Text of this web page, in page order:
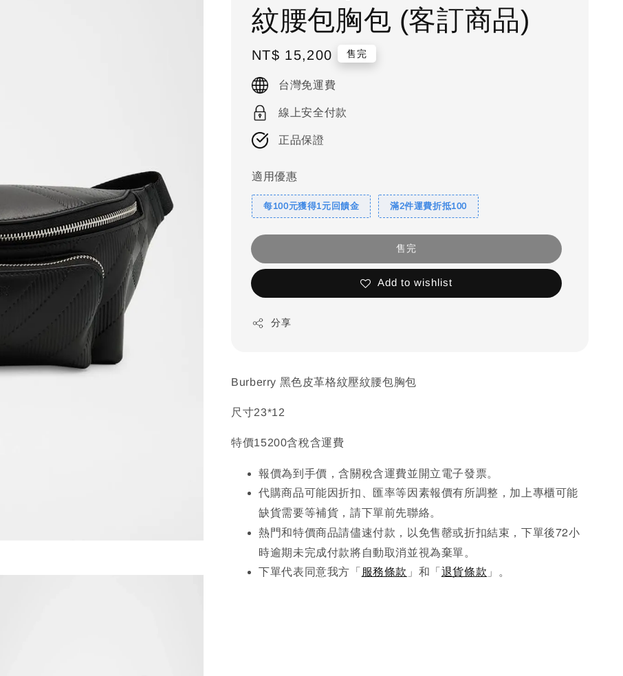
紋腰包胸包 (客訂商品)
Regular
price
NT$ 15,200 售完
台灣免運費
線上安全付款
正品保證
適用優惠
每100元獲得1元回饋金 滿2件運費折抵100
售完
Add to wishlist
分享
Burberry 黑色皮革格紋壓紋腰包胸包
尺寸23*12
特價15200含稅含運費
報價為到手價，含關稅含運費並開立電子發票。
代購商品可能因折扣、匯率等因素報價有所調整，加上專櫃可能
缺貨需要等補貨，請下單前先聯絡。
熱門和特價商品請儘速付款，以免售罄或折扣結束，下單後72小
時逾期未完成付款將自動取消並視為棄單。
下單代表同意我方「 服務條款 」和「 退貨條款 」。